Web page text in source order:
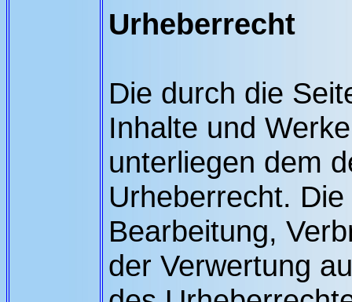
Urheberrecht
Die durch die
Inhalte und
unterliegen dem
Urheberrecht.
Bearbeitung,
der Verwertung